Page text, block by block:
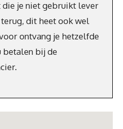
je niet gebruikt lever
dit heet ook wel
ontvang je hetzelfde
betalen bij de